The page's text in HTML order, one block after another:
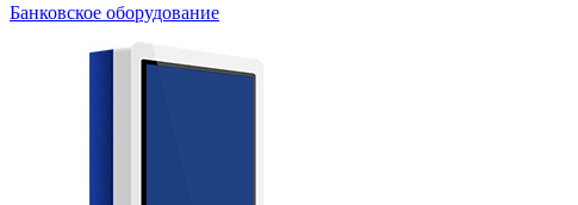
Банковское оборудование